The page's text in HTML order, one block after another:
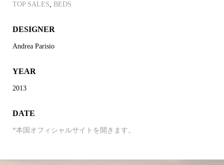
TOP SALES, BEDS
DESIGNER
Andrea Parisio
YEAR
2013
DATE
*本国オフィシャルサイトを開きます。